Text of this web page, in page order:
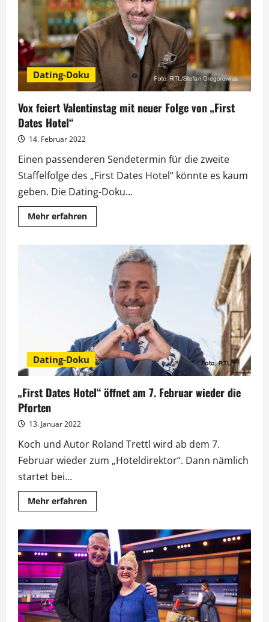
im
„First
Dates
Hotel“
Dating-Doku
Vox feiert Valentinstag mit neuer Folge von „First
Dates Hotel“
14. Februar 2022
Einen passenderen Sendetermin für die zweite
Staffelfolge des „First Dates Hotel“ könnte es kaum
geben. Die Dating-Doku...
Mehr erfahrenMehr
Informationen
Valentinstag
Dating-Doku
„First Dates Hotel“ öffnet am 7. Februar wieder die
Pforten
13. Januar 2022
Koch und Autor Roland Trettl wird ab dem 7.
Februar wieder zum „Hoteldirektor“. Dann nämlich
startet bei...
Mehr erfahrenMehr
Informationen
Dates
Hotel“
öffnet
am
7.
Februar
wieder
die
Pforten